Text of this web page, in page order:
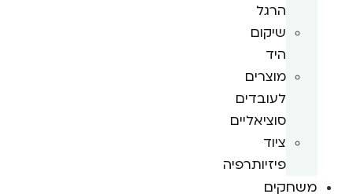
הרגל
שיקום
היד
מוצרים
לעובדים
סוציאליים
ציוד
פיזיותרפיה
משחקים